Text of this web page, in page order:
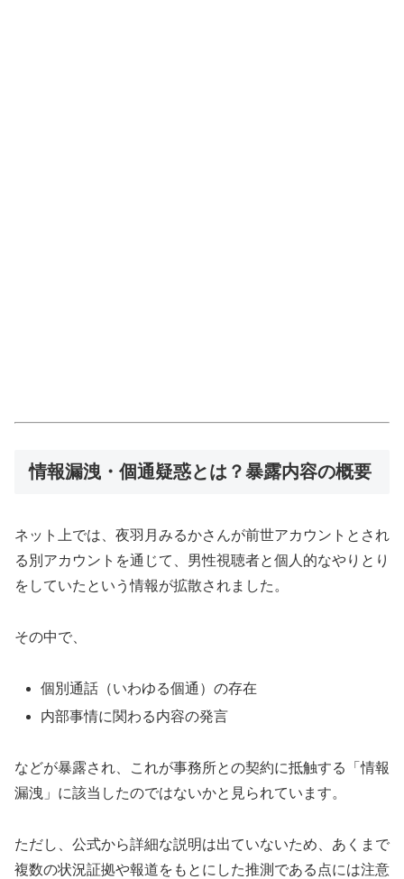
情報漏洩・個通疑惑とは？暴露内容の概要
ネット上では、夜羽月みるかさんが前世アカウントとされ
る別アカウントを通じて、男性視聴者と個人的なやりとり
をしていたという情報が拡散されました。
その中で、
個別通話（いわゆる個通）の存在
内部事情に関わる内容の発言
などが暴露され、これが事務所との契約に抵触する「情報
漏洩」に該当したのではないかと見られています。
ただし、公式から詳細な説明は出ていないため、あくまで
複数の状況証拠や報道をもとにした推測である点には注意